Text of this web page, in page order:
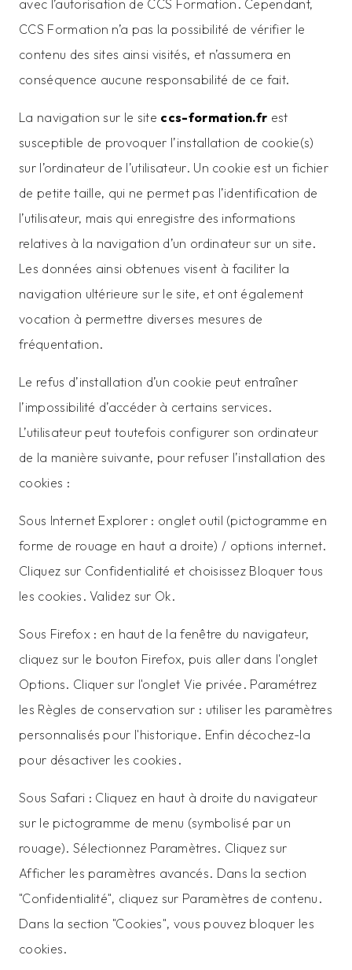
avec l’autorisation de CCS Formation. Cependant,
CCS Formation n’a pas la possibilité de vérifier le
contenu des sites ainsi visités, et n’assumera en
conséquence aucune responsabilité de ce fait.
La navigation sur le site ccs-formation.fr est
susceptible de provoquer l’installation de cookie(s)
sur l’ordinateur de l’utilisateur. Un cookie est un fichier
de petite taille, qui ne permet pas l’identification de
l’utilisateur, mais qui enregistre des informations
relatives à la navigation d’un ordinateur sur un site.
Les données ainsi obtenues visent à faciliter la
navigation ultérieure sur le site, et ont également
vocation à permettre diverses mesures de
fréquentation.
Le refus d’installation d’un cookie peut entraîner
l’impossibilité d’accéder à certains services.
L’utilisateur peut toutefois configurer son ordinateur
de la manière suivante, pour refuser l’installation des
cookies :
Sous Internet Explorer : onglet outil (pictogramme en
forme de rouage en haut a droite) / options internet.
Cliquez sur Confidentialité et choisissez Bloquer tous
les cookies. Validez sur Ok.
Sous Firefox : en haut de la fenêtre du navigateur,
cliquez sur le bouton Firefox, puis aller dans l'onglet
Options. Cliquer sur l'onglet Vie privée. Paramétrez
les Règles de conservation sur : utiliser les paramètres
personnalisés pour l'historique. Enfin décochez-la
pour désactiver les cookies.
Sous Safari : Cliquez en haut à droite du navigateur
sur le pictogramme de menu (symbolisé par un
rouage). Sélectionnez Paramètres. Cliquez sur
Afficher les paramètres avancés. Dans la section
"Confidentialité", cliquez sur Paramètres de contenu.
Dans la section "Cookies", vous pouvez bloquer les
cookies.